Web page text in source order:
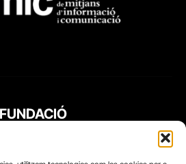
FUNDACIÓ